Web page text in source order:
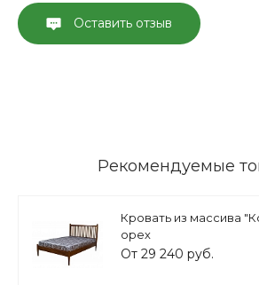
Оставить отзыв
Рекомендуемые
Кровать из массива
орех
От 29 240 руб.